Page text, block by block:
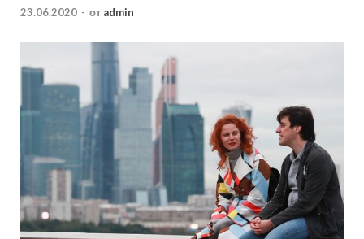
23.06.2020 - от admin